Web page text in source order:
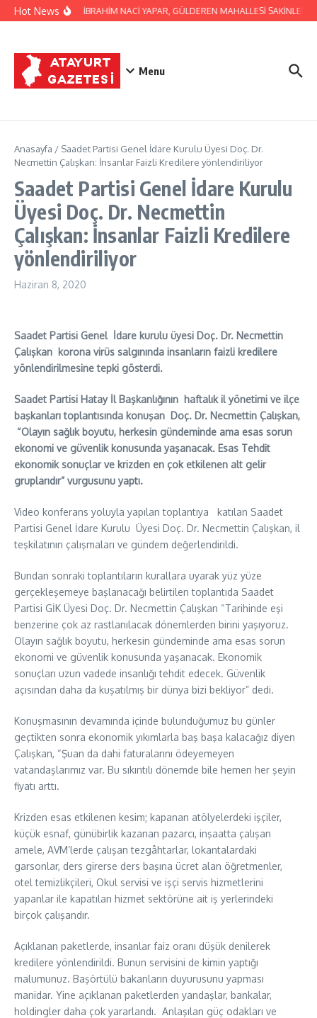
İçeriğe atla
Hot NewsBAŞKAN İBRAHİM NACİ YAPAR, GÜLDEREN MAHALLESİ
Menu
Anasayfa / Saadet Partisi Genel İdare Kurulu Üyesi Doç. Dr.
Necmettin Çalışkan: İnsanlar Faizli Kredilere yönlendiriliyor
Saadet Partisi Genel İdare Kurulu
Üyesi Doç. Dr. Necmettin
Çalışkan: İnsanlar Faizli Kredilere
yönlendiriliyor
Haziran 8, 2020
Saadet Partisi Genel İdare kurulu üyesi Doç. Dr. Necmettin
Çalışkan korona virüs salgınında insanların faizli kredilere
yönlendirilmesine tepki gösterdi.
Saadet Partisi Hatay İl Başkanlığının haftalık il yönetimi ve ilçe
başkanları toplantısında konuşan Doç. Dr. Necmettin Çalışkan,
“Olayın sağlık boyutu, herkesin gündeminde ama esas sorun
ekonomi ve güvenlik konusunda yaşanacak. Esas Tehdit
ekonomik sonuçlar ve krizden en çok etkilenen alt gelir
gruplarıdır” vurgusunu yaptı.
Video konferans yoluyla yapılan toplantıya katılan Saadet
Partisi Genel İdare Kurulu Üyesi Doç. Dr. Necmettin Çalışkan, il
teşkilatının çalışmaları ve gündem değerlendirildi.
Bundan sonraki toplantıların kurallara uyarak yüz yüze
gerçekleşemeye başlanacağı belirtilen toplantıda Saadet
Partisi GİK Üyesi Doç. Dr. Necmettin Çalışkan “Tarihinde eşi
benzerine çok az rastlanılacak dönemlerden birini yaşıyoruz.
Olayın sağlık boyutu, herkesin gündeminde ama esas sorun
ekonomi ve güvenlik konusunda yaşanacak. Ekonomik
sonuçları uzun vadede insanlığı tehdit edecek. Güvenlik
açısından daha da kuşatılmış bir dünya bizi bekliyor” dedi.
Konuşmasının devamında içinde bulunduğumuz bu günler
geçtikten sonra ekonomik yıkımlarla baş başa kalacağız diyen
Çalışkan, “Şuan da dahi faturalarını ödeyemeyen
vatandaşlarımız var. Bu sıkıntılı dönemde bile hemen her şeyin
fiyatı arttı.
Krizden esas etkilenen kesim; kapanan atölyelerdeki işçiler,
küçük esnaf, günübirlik kazanan pazarcı, inşaatta çalışan
amele, AVM’lerde çalışan tezgâhtarlar, lokantalardaki
garsonlar, ders girerse ders başına ücret alan öğretmenler,
otel temizlikçileri, Okul servisi ve işçi servis hizmetlerini
yapanlar ile kapatılan hizmet sektörüne ait iş yerlerindeki
birçok çalışandır.
Açıklanan paketlerde, insanlar faiz oranı düşük denilerek
kredilere yönlendirildi. Bunun servisini de kimin yaptığı
malumunuz. Başörtülü bakanların duyurusunu yapması
manidar. Yine açıklanan paketlerden yandaşlar, bankalar,
holdingler daha çok yararlandı. Anlaşılan güç odakları ve